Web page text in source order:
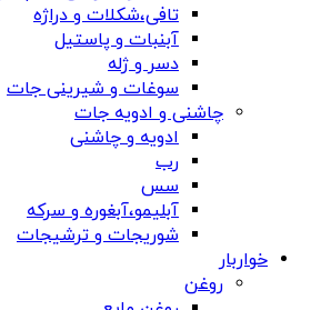
تافی،شکلات و دراژه
آبنبات و پاستیل
دسر و ژله
سوغات و شیرینی جات
چاشنی و ادویه جات
ادویه و چاشنی
رب
سس
آبلیمو،آبغوره و سرکه
شوریجات و ترشیجات
خواربار
روغن